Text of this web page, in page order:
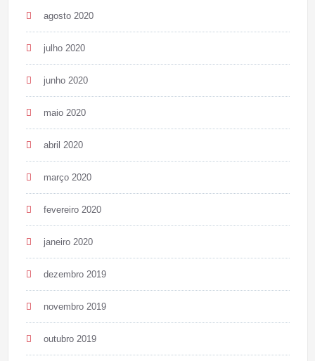
agosto 2020
julho 2020
junho 2020
maio 2020
abril 2020
março 2020
fevereiro 2020
janeiro 2020
dezembro 2019
novembro 2019
outubro 2019